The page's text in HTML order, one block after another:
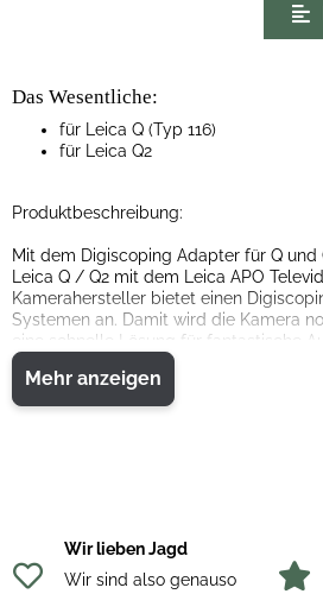
Das Wesentliche:
für Leica Q (Typ 116)
für Leica Q2
Produktbeschreibung:
Mit dem Digiscoping Adapter für Q und
Leica Q / Q2 mit dem Leica APO
Kamerahersteller bietet einen
Systemen an. Damit wird die Kamera
eine schnelle Lösung für fantastische
die Möglichkeiten in Verbindung mit
Beispiel mit dem digitalen
voll auflösenden 28 mm Brennweite
Mehr anzeigen
Wir lieben Jagd
Wir sind also genauso